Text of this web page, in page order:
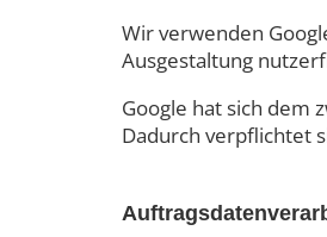
Wir verwenden
Ausgestaltung
Google hat sich dem
Dadurch verpflichtet